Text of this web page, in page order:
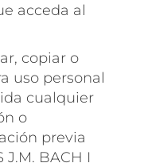
acceda al
copiar o
uso personal
cualquier
o
previa
J.M. BACH I